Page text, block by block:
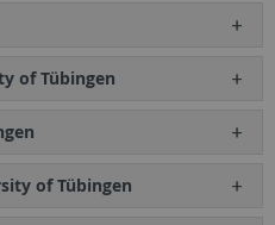
of Tübingen
of Tübingen